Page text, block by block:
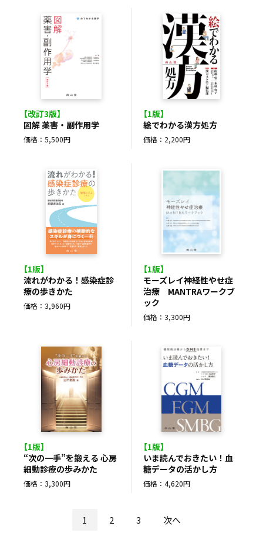
【改訂3版】
図解 薬害・副作用学
価格：5,500円
【1版】
絵でわかる漢方処方
価格：2,200円
【1版】
流れがわかる！感染症診
療の歩きかた
価格：3,960円
【1版】
モーズレイ神経性やせ症
治療 MANTRAワークブ
ック
価格：3,300円
【1版】
“次の一手”を鍛える 心房
細動診療の歩みかた
価格：3,300円
【1版】
いま読んでおきたい！血
糖データの活かし方
価格：4,620円
1 2 3 次へ